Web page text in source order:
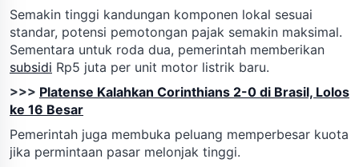
Semakin tinggi kandungan komponen lokal sesuai
standar, potensi pemotongan pajak semakin maksimal.
Sementara untuk roda dua, pemerintah memberikan
subsidi Rp5 juta per unit motor listrik baru.
>>> Platense Kalahkan Corinthians 2-0 di Brasil, Lolos
ke 16 Besar
Pemerintah juga membuka peluang memperbesar kuota
jika permintaan pasar melonjak tinggi.